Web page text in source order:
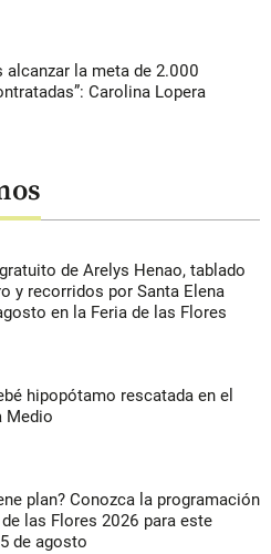
alcanzar la meta de 2.000
Carolina Lopera
de Arelys Henao, tablado
y recorridos por Santa Elena
en la Feria de las Flores
hipopótamo rescatada en el
Medio
plan? Conozca la programación
las Flores 2026 para este
de agosto